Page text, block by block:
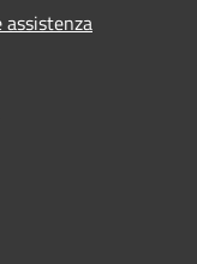
assistenza